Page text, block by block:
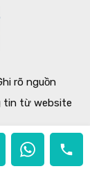
rõ nguồn
tin từ website